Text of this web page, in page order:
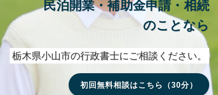
民泊開業・補助金申請・相続
のことなら
栃木県小山市の行政書士にご相談ください。
初回無料相談はこちら（30分）